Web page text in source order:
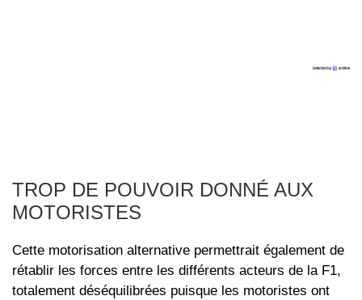
TROP DE POUVOIR DONNÉ AUX
MOTORISTES
Cette motorisation alternative permettrait également de
rétablir les forces entre les différents acteurs de la F1,
totalement déséquilibrées puisque les motoristes ont